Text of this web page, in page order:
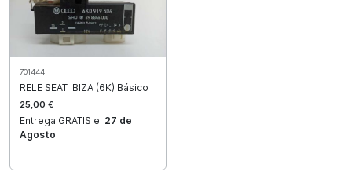
701444
RELE SEAT IBIZA (6K) Básico
25,00 €
Entrega GRATIS el 27 de
Agosto